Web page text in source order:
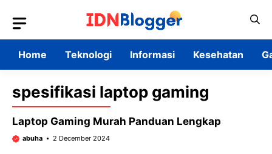
content
Home
Teknologi Informasi Kesehatan
spesifikasi laptop gaming
Laptop Gaming Murah Panduan Lengkap
abuha 2 December 2024